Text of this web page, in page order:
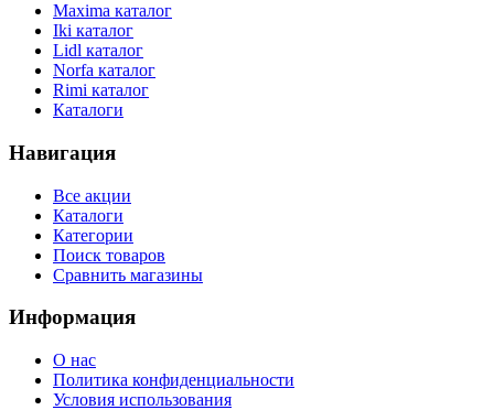
Maxima каталог
Iki каталог
Lidl каталог
Norfa каталог
Rimi каталог
Каталоги
Навигация
Все акции
Каталоги
Категории
Поиск товаров
Сравнить магазины
Информация
О нас
Политика конфиденциальности
Условия использования